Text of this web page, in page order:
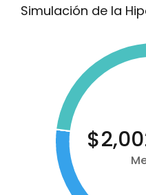
Simulación de la